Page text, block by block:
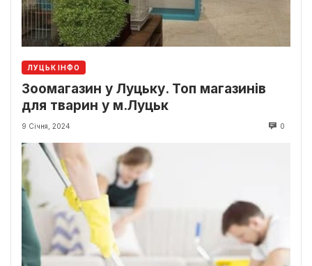
ЛУЦЬК ІНФО
Зоомагазин у Луцьку. Топ магазинів
для тварин у м.Луцьк
9 Січня, 2024 0